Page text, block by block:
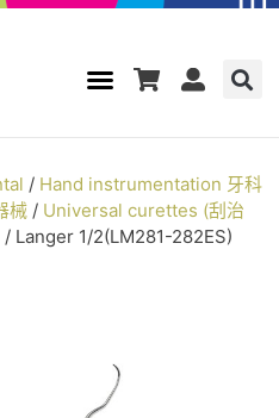
/ Hand instrumentation 牙科
械 / Universal curettes (刮治
/ Langer 1/2(LM281-282ES)